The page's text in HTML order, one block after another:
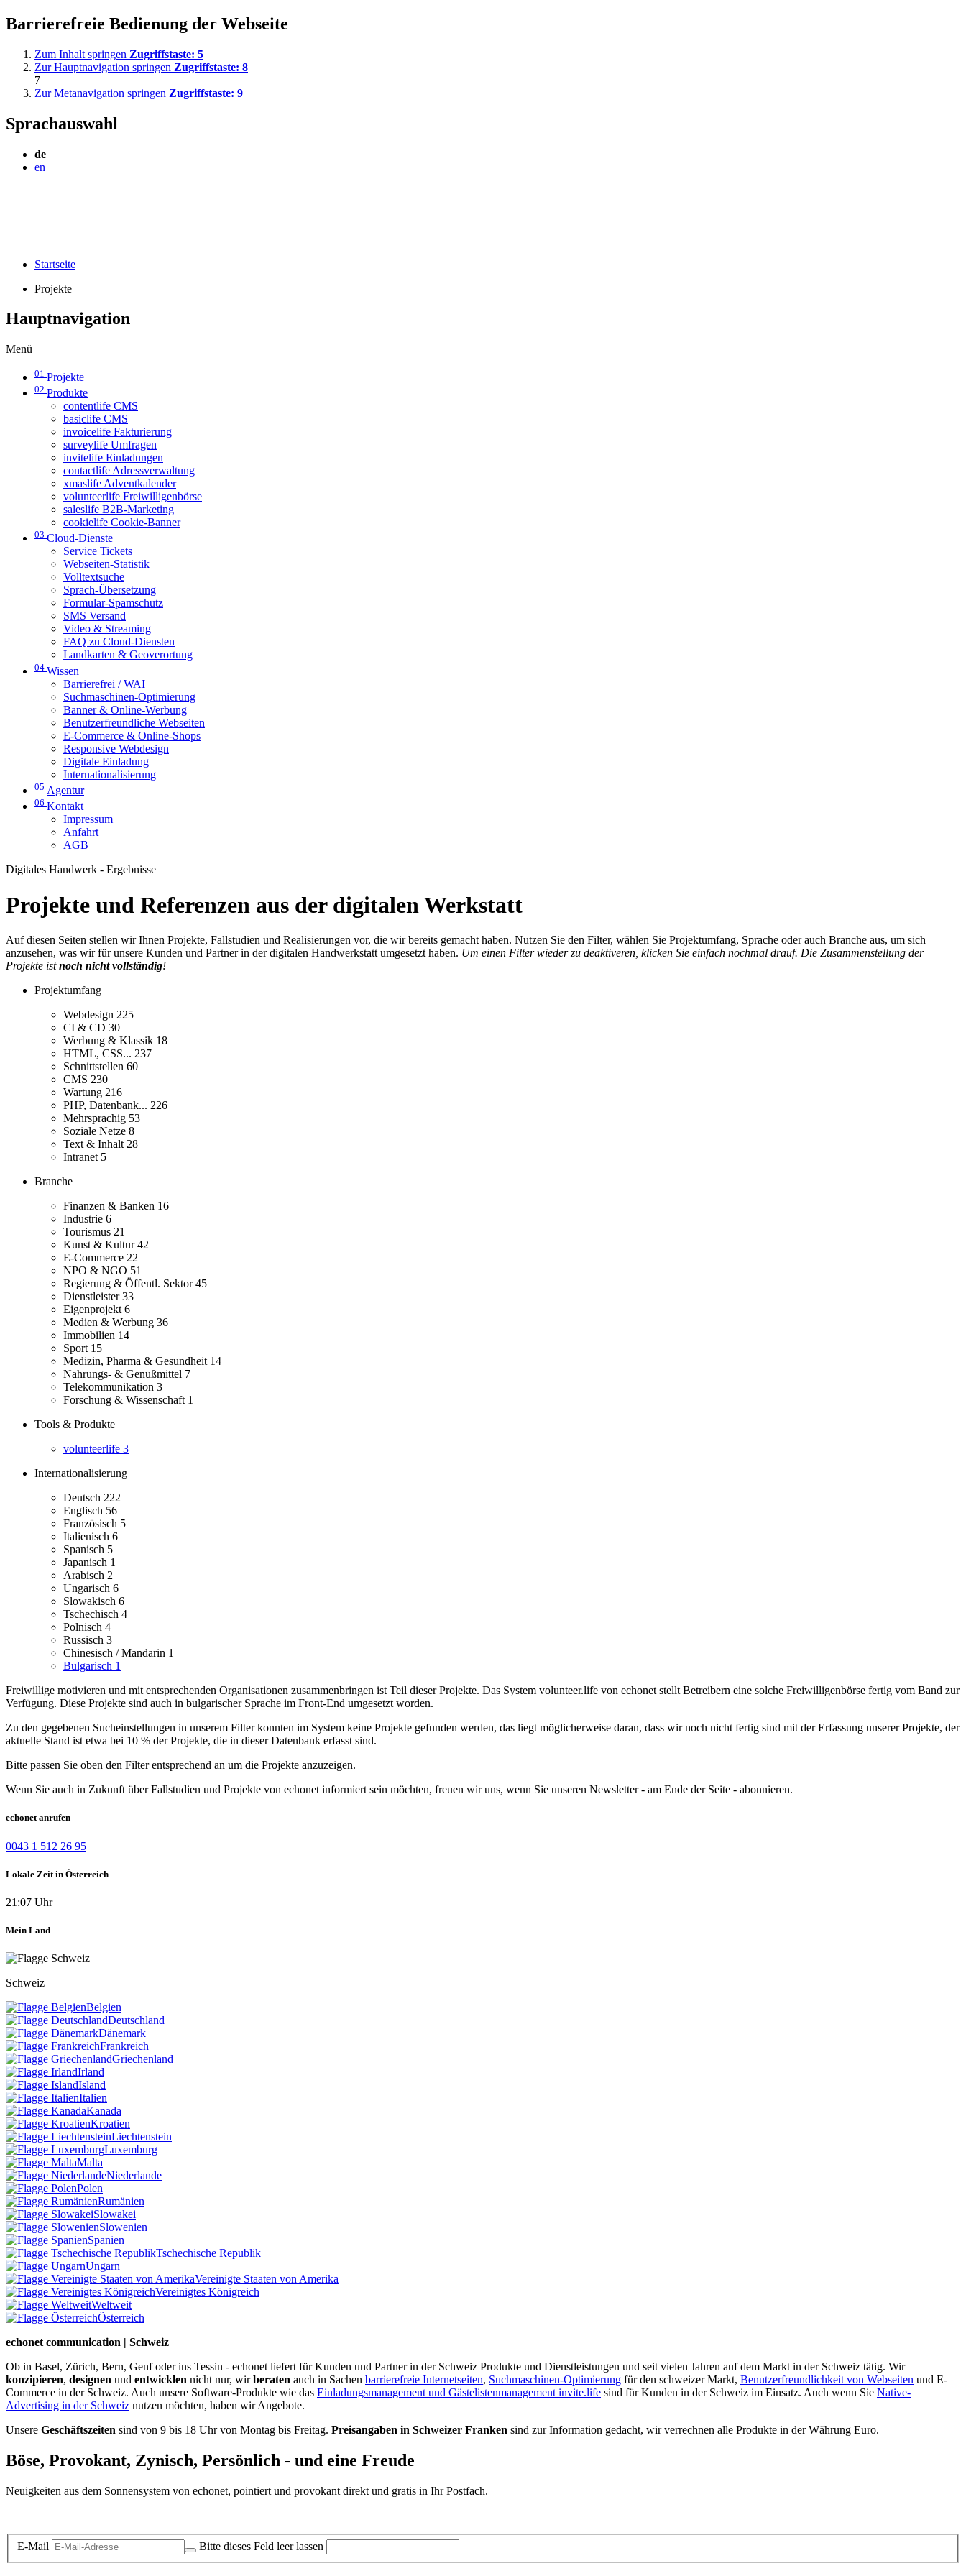
Barrierefreie Bedienung der Webseite
Zum Inhalt springen Zugriffstaste: 5
Zur Hauptnavigation springen Zugriffstaste: 8
7
Zur Metanavigation springen Zugriffstaste: 9
Sprachauswahl
de
en
Startseite
Projekte
Hauptnavigation
Menü
01 Projekte
02 Produkte
contentlife CMS
basiclife CMS
invoicelife Fakturierung
surveylife Umfragen
invitelife Einladungen
contactlife Adressverwaltung
xmaslife Adventkalender
volunteerlife Freiwilligenbörse
saleslife B2B-Marketing
cookielife Cookie-Banner
03 Cloud-Dienste
Service Tickets
Webseiten-Statistik
Volltextsuche
Sprach-Übersetzung
Formular-Spamschutz
SMS Versand
Video & Streaming
FAQ zu Cloud-Diensten
Landkarten & Geoverortung
04 Wissen
Barrierefrei / WAI
Suchmaschinen-Optimierung
Banner & Online-Werbung
Benutzerfreundliche Webseiten
E-Commerce & Online-Shops
Responsive Webdesign
Digitale Einladung
Internationalisierung
05 Agentur
06 Kontakt
Impressum
Anfahrt
AGB
Digitales Handwerk - Ergebnisse
Projekte und Referenzen aus der digitalen Werkstatt
Auf diesen Seiten stellen wir Ihnen Projekte, Fallstudien und Realisierungen vor, die wir bereits gemacht haben. Nutzen Sie den Filter, wählen Sie Projektumfang, Sprache oder auch Branche aus, um sich
anzusehen, was wir für unsere Kunden und Partner in der digitalen Handwerkstatt umgesetzt haben. Um einen Filter wieder zu deaktiveren, klicken Sie einfach nochmal drauf. Die Zusammenstellung der
Projekte istnoch nicht vollständig!
Projektumfang
Webdesign 225
CI & CD 30
Werbung & Klassik 18
HTML, CSS... 237
Schnittstellen 60
CMS 230
Wartung 216
PHP, Datenbank... 226
Mehrsprachig 53
Soziale Netze 8
Text & Inhalt 28
Intranet 5
Branche
Finanzen & Banken 16
Industrie 6
Tourismus 21
Kunst & Kultur42
E-Commerce 22
NPO & NGO 51
Regierung & Öffentl. Sektor45
Dienstleister33
Eigenprojekt 6
Medien & Werbung 36
Immobilien 14
Sport 15
Medizin, Pharma & Gesundheit 14
Nahrungs- & Genußmittel 7
Telekommunikation 3
Forschung & Wissenschaft 1
Tools & Produkte
volunteerlife 3
Internationalisierung
Deutsch 222
Englisch 56
Französisch 5
Italienisch 6
Spanisch 5
Japanisch 1
Arabisch 2
Ungarisch 6
Slowakisch 6
Tschechisch 4
Polnisch 4
Russisch 3
Chinesisch / Mandarin 1
Bulgarisch 1
Freiwillige motivieren und mit entsprechenden Organisationen zusammenbringen ist Teil dieser Projekte. Das System volunteer.life von echonet stellt Betreibern eine solche Freiwilligenbörse fertig vom Band zur
Verfügung. Diese Projekte sind auch in bulgarischer Sprache im Front-End umgesetzt worden.
Zu den gegebenen Sucheinstellungen in unserem Filter konnten im System keine Projekte gefunden werden, das liegt möglicherweise daran, dass wir noch nicht fertig sind mit der Erfassung unserer Projekte, der
aktuelle Stand ist etwa bei 10 % der Projekte, die in dieser Datenbank erfasst sind.
Bitte passen Sie oben den Filter entsprechend an um die Projekte anzuzeigen.
Wenn Sie auch in Zukunft über Fallstudien und Projekte von echonet informiert sein möchten, freuen wir uns, wenn Sie unseren Newsletter - am Ende der Seite - abonnieren.
echonet anrufen
0043 1 512 26 95
Lokale Zeit in Österreich
21:07 Uhr
Mein Land
Schweiz
Belgien
Deutschland
Dänemark
Frankreich
Griechenland
Irland
Island
Italien
Kanada
Kroatien
Liechtenstein
Luxemburg
Malta
Niederlande
Polen
Rumänien
Slowakei
Slowenien
Spanien
Tschechische Republik
Ungarn
Vereinigte Staaten von Amerika
Vereinigtes Königreich
Weltweit
Österreich
echonet communication | Schweiz
Ob in Basel, Zürich, Bern, Genf oder ins Tessin - echonet liefert für Kunden und Partner in der Schweiz Produkte und Dienstleistungen und seit vielen Jahren auf dem Markt in der Schweiz tätig. Wir
konzipieren, designen und entwicklen nicht nur, wirberaten auch in Sachen barrierefreie Internetseiten, Suchmaschinen-Optimierung für den schweizer Markt, Benutzerfreundlichkeit von Webseiten und E-
Commerce in der Schweiz. Auch unsere Software-Produkte wie das Einladungsmanagement und Gästelistenmanagement invite.life sind für Kunden in der Schweiz im Einsatz. Auch wenn Sie Native-
Advertising in der Schweiz nutzen möchten, haben wir Angebote.
Unsere Geschäftszeiten sind von 9 bis 18 Uhr von Montag bis Freitag. Preisangaben in Schweizer Franken sind zur Information gedacht, wir verrechnen alle Produkte in der Währung Euro.
Böse, Provokant, Zynisch, Persönlich - und eine Freude
Neuigkeiten aus dem Sonnensystem von echonet, pointiert und provokant direkt und gratis in Ihr Postfach.
E-Mail Bitte dieses Feld leer lassen